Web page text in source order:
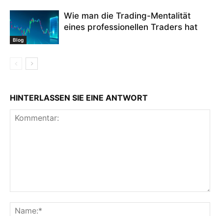
Blog
Wie man die Trading-Mentalität
eines professionellen Traders hat
HINTERLASSEN SIE EINE ANTWORT